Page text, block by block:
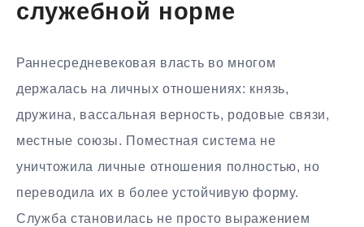
служебной норме
Раннесредневековая власть во многом
держалась на личных отношениях: князь,
дружина, вассальная верность, родовые связи,
местные союзы. Поместная система не
уничтожила личные отношения полностью, но
переводила их в более устойчивую форму.
Служба становилась не просто выражением